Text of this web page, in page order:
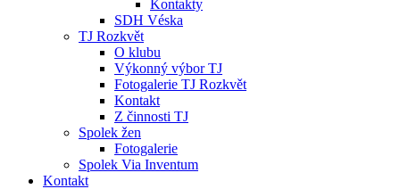
Kontakty
SDH Véska
TJ Rozkvět
O klubu
Výkonný výbor TJ
Fotogalerie TJ Rozkvět
Kontakt
Z činnosti TJ
Spolek žen
Fotogalerie
Spolek Via Inventum
Kontakt